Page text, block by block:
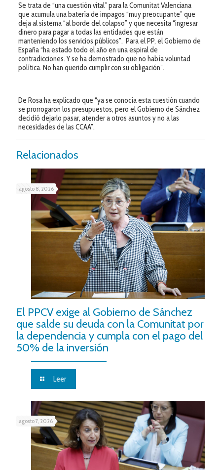
Se trata de “una cuestión vital” para la Comunitat Valenciana
que acumula una batería de impagos “muy preocupante” que
deja al sistema “al borde del colapso” y que necesita “ingresar
dinero para pagar a todas las entidades que están
manteniendo los servicios públicos”. Para el PP, el Gobierno de
España “ha estado todo el año en una espiral de
contradicciones. Y se ha demostrado que no había voluntad
política. No han querido cumplir con su obligación”.
De Rosa ha explicado que “ya se conocía esta cuestión cuando
se prorrogaron los presupuestos, pero el Gobierno de Sánchez
decidió dejarlo pasar, atender a otros asuntos y no a las
necesidades de las CCAA”.
Relacionados
agosto 8, 2026
El PPCV exige al Gobierno de Sánchez
que salde su deuda con la Comunitat por
la dependencia y cumpla con el pago del
50% de la inversión
Leer
agosto 7, 2026